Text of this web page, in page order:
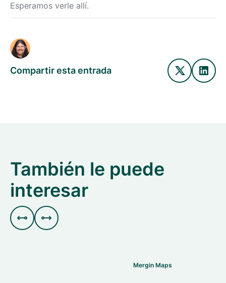
Esperamos verle allí.
Compartir esta entrada
También le puede
interesar
 
Mergin Maps